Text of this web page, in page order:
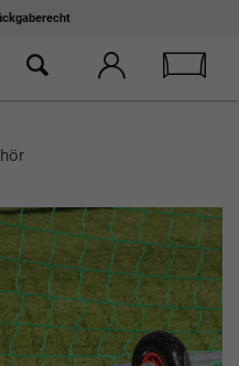
Versand